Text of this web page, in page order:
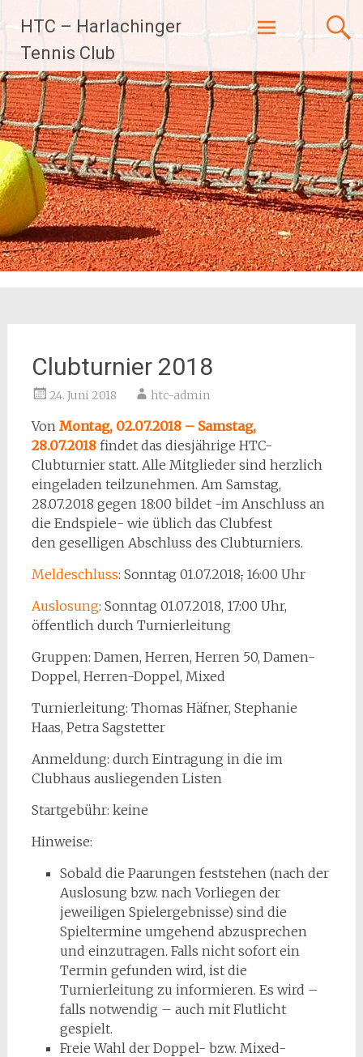
HTC – Harlachinger
Tennis Club
Zum
Inhalt
Clubturnier 2018
24. Juni 2018 htc-admin
Von Montag, 02.07.2018 – Samstag,
28.07.2018findet das diesjährige HTC-
Clubturnier statt. Alle Mitglieder sind herzlich
eingeladen teilzunehmen. Am Samstag,
28.07.2018 gegen 18:00 bildet -im Anschluss an
die Endspiele- wie üblich das Clubfest
den geselligen Abschluss des Clubturniers.
Meldeschluss: Sonntag 01.07.2018,16:00 Uhr
Auslosung: Sonntag 01.07.2018, 17:00 Uhr,
öffentlich durch Turnierleitung
Gruppen: Damen, Herren, Herren 50, Damen-
Doppel, Herren-Doppel, Mixed
Turnierleitung: Thomas Häfner, Stephanie
Haas, Petra Sagstetter
Anmeldung: durch Eintragung in die im
Clubhaus ausliegenden Listen
Startgebühr: keine
Hinweise:
Sobald die Paarungen feststehen (nach der
Auslosung bzw. nach Vorliegen der
jeweiligen Spielergebnisse) sind die
Spieltermine umgehend abzusprechen
und einzutragen. Falls nicht sofort ein
Termin gefunden wird, ist die
Turnierleitung zu informieren. Es wird –
falls notwendig – auch mit Flutlicht
gespielt.
Freie Wahl der Doppel- bzw. Mixed-